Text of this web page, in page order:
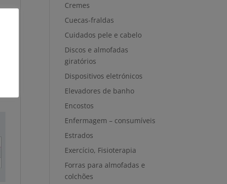
Cremes
Cuecas-fraldas
Cuidados pele e cabelo
Discos e almofadas
giratórios
Dispositivos eletrónicos
Elevadores de banho
Encostos
Enfermagem – consumíveis
Estrados
Exercício, Fisioterapia
Forras para almofadas e
colchões